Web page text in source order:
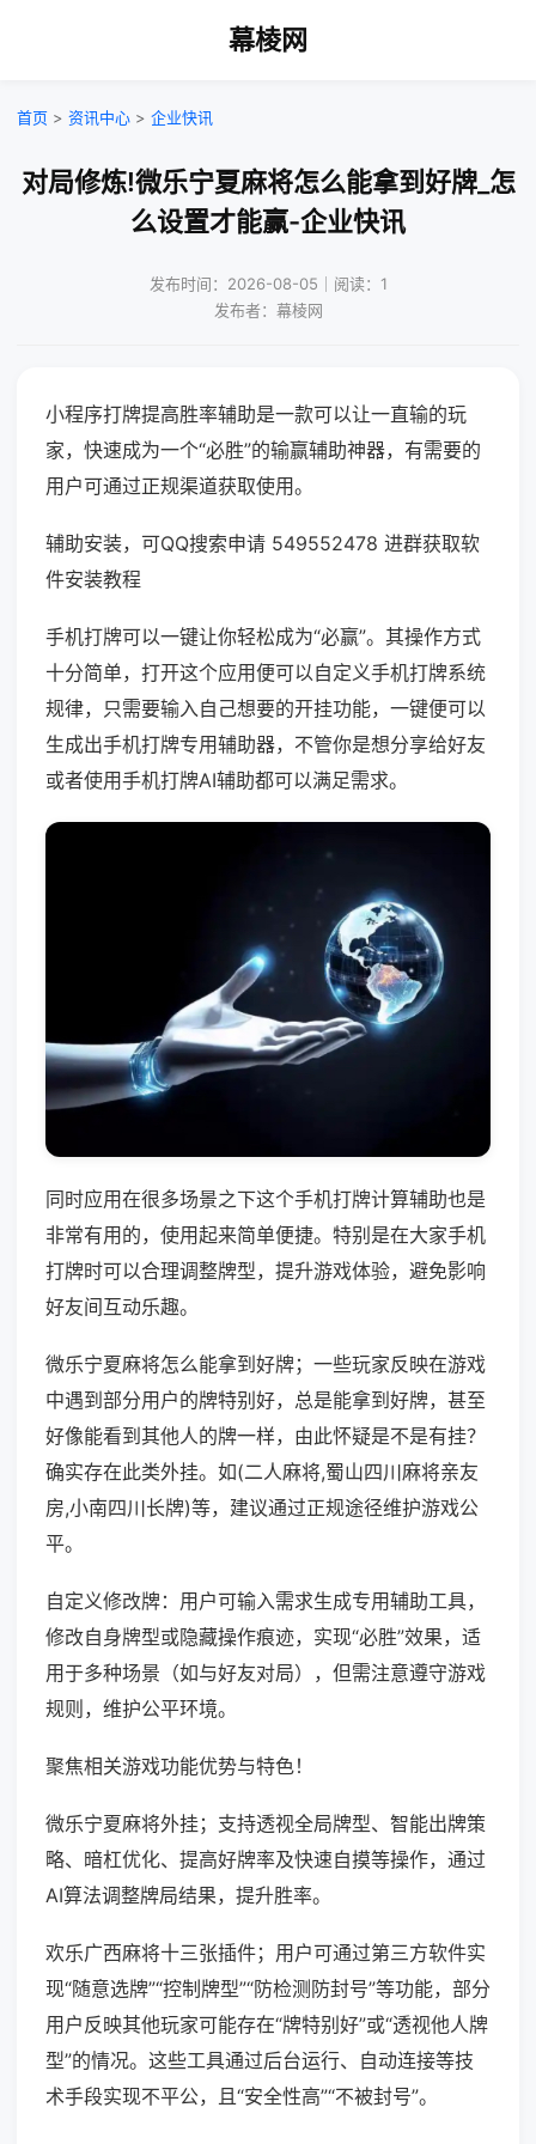
幕棱网
首页 > 资讯中心 > 企业快讯
对局修炼!微乐宁夏麻将怎么能拿到好牌_怎
么设置才能赢-企业快讯
发布时间：2026-08-05｜阅读：1
发布者：幕棱网
小程序打牌提高胜率辅助是一款可以让一直输的玩
家，快速成为一个“必胜”的输赢辅助神器，有需要的
用户可通过正规渠道获取使用。
辅助安装，可QQ搜索申请 549552478 进群获取软
件安装教程
手机打牌可以一键让你轻松成为“必赢”。其操作方式
十分简单，打开这个应用便可以自定义手机打牌系统
规律，只需要输入自己想要的开挂功能，一键便可以
生成出手机打牌专用辅助器，不管你是想分享给好友
或者使用手机打牌AI辅助都可以满足需求。
同时应用在很多场景之下这个手机打牌计算辅助也是
非常有用的，使用起来简单便捷。特别是在大家手机
打牌时可以合理调整牌型，提升游戏体验，避免影响
好友间互动乐趣。
微乐宁夏麻将怎么能拿到好牌；一些玩家反映在游戏
中遇到部分用户的牌特别好，总是能拿到好牌，甚至
好像能看到其他人的牌一样，由此怀疑是不是有挂？
确实存在此类外挂。如(二人麻将,蜀山四川麻将亲友
房,小南四川长牌)等，建议通过正规途径维护游戏公
平。
自定义修改牌：用户可输入需求生成专用辅助工具，
修改自身牌型或隐藏操作痕迹，实现“必胜”效果，适
用于多种场景（如与好友对局），但需注意遵守游戏
规则，维护公平环境。
聚焦相关游戏功能优势与特色！
微乐宁夏麻将外挂；支持透视全局牌型、智能出牌策
略、暗杠优化、提高好牌率及快速自摸等操作，通过
AI算法调整牌局结果，提升胜率。
欢乐广西麻将十三张插件；用户可通过第三方软件实
现“随意选牌”“控制牌型”“防检测防封号”等功能，部分
用户反映其他玩家可能存在“牌特别好”或“透视他人牌
型”的情况。这些工具通过后台运行、自动连接等技
术手段实现不平公，且“安全性高”“不被封号”。